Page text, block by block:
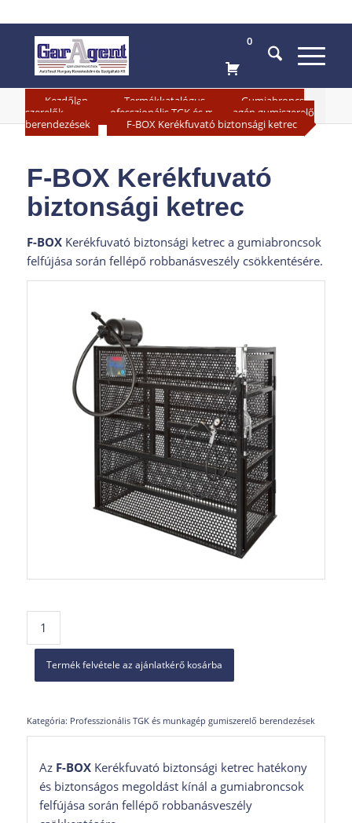
0
Kezdőlap Termékkatalógus
Gumiabroncs
szerelők
»
Professzionális TGK és munkagép gumiszerelő
berendezések
F-BOX Kerékfuvató biztonsági ketrec
F-BOX Kerékfuvató
biztonsági ketrec
F-BOXKerékfuvató biztonsági ketrec a gumiabroncsok
felfújása során fellépő robbanásveszély csökkentésére.
Termék felvétele az ajánlatkérő kosárba
Kategória: Professzionális TGK és munkagép gumiszerelő berendezések
AzF-BOXKerékfuvató biztonsági ketrec hatékony
és biztonságos megoldást kínál a gumiabroncsok
felfújása során fellépő robbanásveszély